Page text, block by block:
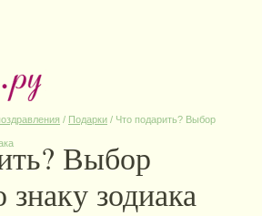
/ Подарки / Что подарить? Выбор
Выбор
знаку зодиака